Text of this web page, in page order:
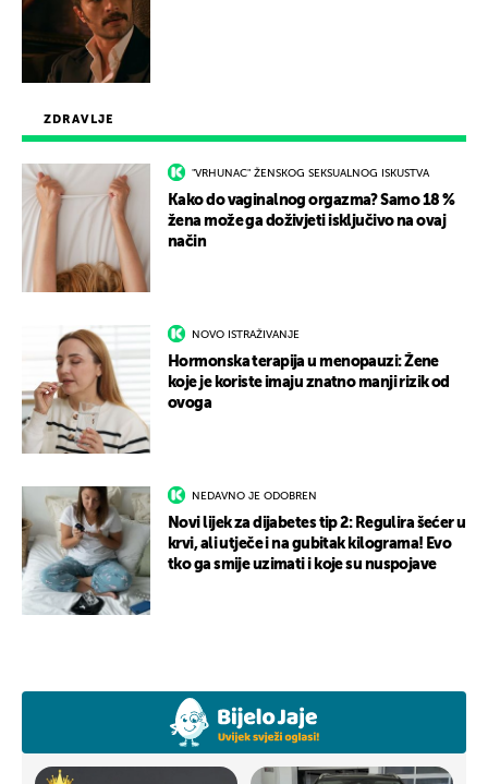
ZDRAVLJE
"VRHUNAC" ŽENSKOG SEKSUALNOG ISKUSTVA
Kako do vaginalnog orgazma? Samo 18 %
žena može ga doživjeti isključivo na ovaj
način
NOVO ISTRAŽIVANJE
Hormonska terapija u menopauzi: Žene
koje je koriste imaju znatno manji rizik od
ovoga
NEDAVNO JE ODOBREN
Novi lijek za dijabetes tip 2: Regulira šećer u
krvi, ali utječe i na gubitak kilograma! Evo
tko ga smije uzimati i koje su nuspojave